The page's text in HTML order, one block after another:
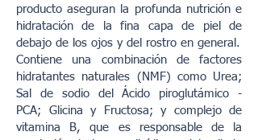
producto aseguran la profunda nutrición e
hidratación de la fina capa de piel de
debajo de los ojos y del rostro en general.
Contiene una combinación de factores
hidratantes naturales (NMF) como Urea;
Sal de sodio del Ácido piroglutámico -
PCA; Glicina y Fructosa; y complejo de
vitamina B, que es responsable de la